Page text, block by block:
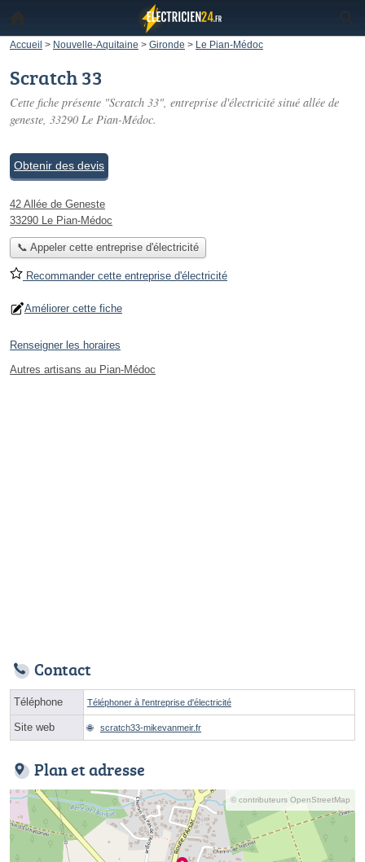
Accueil > Nouvelle-Aquitaine > Gironde > Le Pian-Médoc
Scratch 33
Cette fiche présente "Scratch 33", entreprise d'électricité situé allée de
geneste, 33290 Le Pian-Médoc.
Obtenir des devis
42 Allée de Geneste
33290 Le Pian-Médoc
📞 Appeler cette entreprise d'électricité
Recommander cette entreprise d'électricité
Améliorer cette fiche
Renseigner les horaires
Autres artisans au Pian-Médoc
Contact
Téléphone Téléphoner à l'entreprise d'électricité
Site web scratch33-mikevanmeir.fr
Plan et adresse
© contributeurs OpenStreetMap